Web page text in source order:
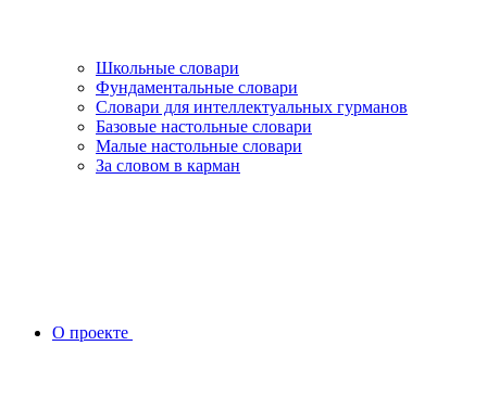
Школьные словари
Фундаментальные словари
Словари для интеллектуальных гурманов
Базовые настольные словари
Малые настольные словари
За словом в карман
О проекте